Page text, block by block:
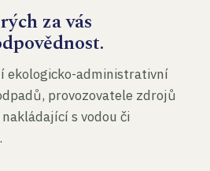
za vás
ekologicko-administrativní
provozovatele zdrojů
s vodou či